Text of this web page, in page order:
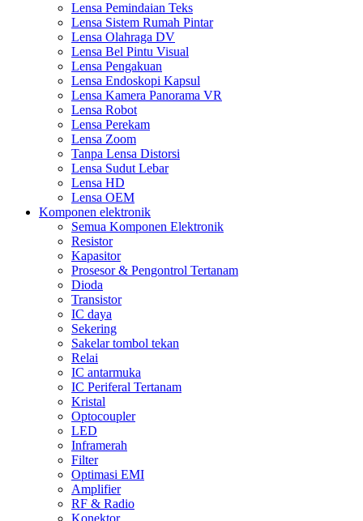
Lensa Pemindaian Teks
Lensa Sistem Rumah Pintar
Lensa Olahraga DV
Lensa Bel Pintu Visual
Lensa Pengakuan
Lensa Endoskopi Kapsul
Lensa Kamera Panorama VR
Lensa Robot
Lensa Perekam
Lensa Zoom
Tanpa Lensa Distorsi
Lensa Sudut Lebar
Lensa HD
Lensa OEM
Komponen elektronik
Semua Komponen Elektronik
Resistor
Kapasitor
Prosesor & Pengontrol Tertanam
Dioda
Transistor
IC daya
Sekering
Sakelar tombol tekan
Relai
IC antarmuka
IC Periferal Tertanam
Kristal
Optocoupler
LED
Inframerah
Filter
Optimasi EMI
Amplifier
RF & Radio
Konektor